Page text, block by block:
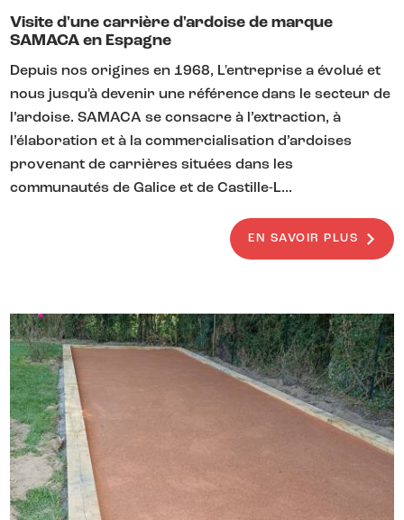
Visite d'une carrière d'ardoise de marque
SAMACA en Espagne
Depuis nos origines en 1968, L'entreprise a évolué et
nous jusqu'à devenir une référence dans le secteur de
l’ardoise. SAMACA se consacre à l’extraction, à
l’élaboration et à la commercialisation d’ardoises
provenant de carrières situées dans les
communautés de Galice et de Castille-L...
EN SAVOIR PLUS